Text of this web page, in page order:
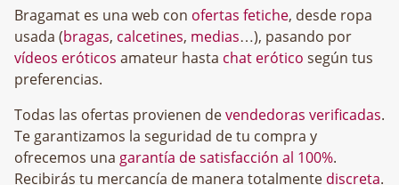
Bragamat es una web con ofertas fetiche, desde ropa
usada (bragas, calcetines, medias…), pasando por
vídeos eróticos amateur hasta chat erótico según tus
preferencias.
Todas las ofertas provienen devendedoras verificadas.
Te garantizamos la seguridad de tu compra y
ofrecemos una garantía de satisfacción al 100%.
Recibirás tu mercancía de manera totalmente discreta.